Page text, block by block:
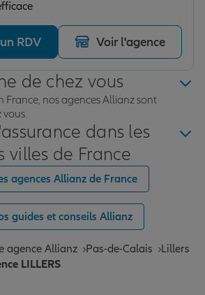
RDV Voir l'agence
de chez vous
France, nos agences Allianz sont
dans les
villes de France
agences Allianz de France
guides et conseils Allianz
agence Allianz Pas-de-Calais
Lillers
LILLERS